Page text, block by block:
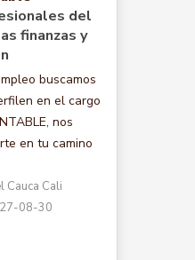
del
finanzas y
buscamos
en el cargo
nos
en tu camino
Cauca Cali
08-30